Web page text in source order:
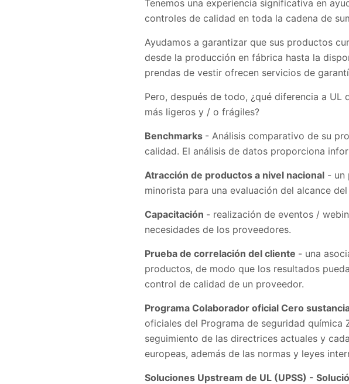
Tenemos una experiencia significativa en
controles de calidad en toda la cadena de
Ayudamos a garantizar que sus productos
desde la producción en fábrica hasta la
prendas de vestir ofrecen servicios de
Pero, después de todo, ¿qué diferencia a
más ligeros y / o frágiles?
Benchmarks - Análisis comparativo de su
calidad. El análisis de datos proporciona
Atracción de productos a nivel nacional - un
minorista para una evaluación del alcance
Capacitación - realización de eventos /
necesidades de los proveedores.
Prueba de correlación del cliente - una
productos, de modo que los resultados
control de calidad de un proveedor.
Programa Colaborador oficial Cero
oficiales del Programa de seguridad química
seguimiento de las directrices actuales y
europeas, además de las normas y leyes
Soluciones Upstream de UL (UPSS) -